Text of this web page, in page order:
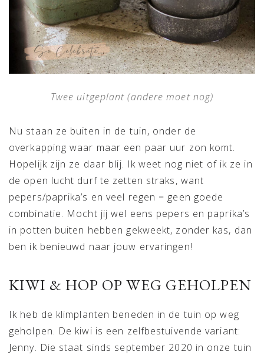
Twee uitgeplant (andere moet nog)
Nu staan ze buiten in de tuin, onder de
overkapping waar maar een paar uur zon komt.
Hopelijk zijn ze daar blij. Ik weet nog niet of ik ze in
de open lucht durf te zetten straks, want
pepers/paprika’s en veel regen = geen goede
combinatie. Mocht jij wel eens pepers en paprika’s
in potten buiten hebben gekweekt, zonder kas, dan
ben ik benieuwd naar jouw ervaringen!
KIWI & HOP OP WEG GEHOLPEN
Ik heb de klimplanten beneden in de tuin op weg
geholpen. De kiwi is een zelfbestuivende variant:
Jenny. Die staat sinds september 2020 in onze tuin